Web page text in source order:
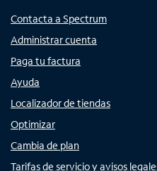
Contacta a Spectrum
Administrar cuenta
Paga tu factura
Ayuda
Localizador de tiendas
Optimizar
Cambia de plan
Tarifas de servicio y avisos